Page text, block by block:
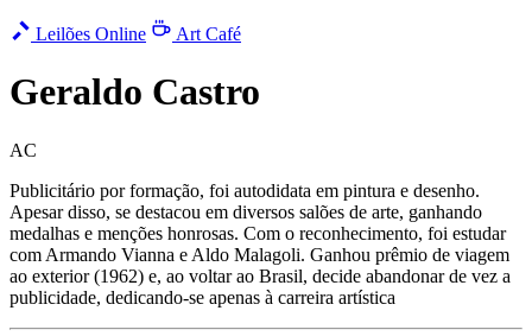
Leilões Online Art Café
Geraldo Castro
AC
Publicitário por formação, foi autodidata em pintura e desenho.
Apesar disso, se destacou em diversos salões de arte, ganhando
medalhas e menções honrosas. Com o reconhecimento, foi estudar
com Armando Vianna e Aldo Malagoli. Ganhou prêmio de viagem
ao exterior (1962) e, ao voltar ao Brasil, decide abandonar de vez a
publicidade, dedicando-se apenas à carreira artística